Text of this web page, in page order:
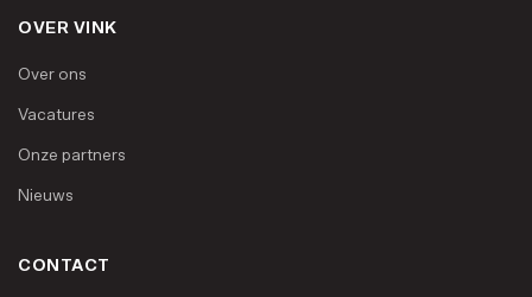
OVER VINK
Over ons
Vacatures
Onze partners
Nieuws
CONTACT